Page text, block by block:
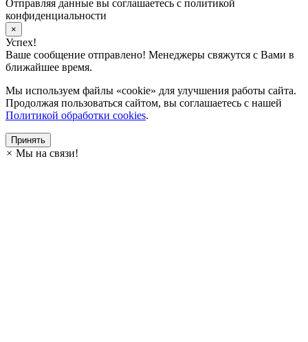
Отправляя данные вы соглашаетесь с политикой
конфиденциальности
×
Успех!
Ваше сообщение отправлено! Менеджеры свяжутся с Вами в
ближайшее время.
Мы используем файлы «cookie» для улучшения работы сайта.
Продолжая пользоваться сайтом, вы соглашаетесь с нашей
Политикой обработки cookies.
Принять
× Мы на связи!